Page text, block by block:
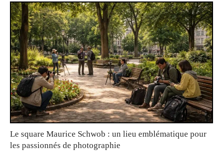
Le square Maurice Schwob : un lieu emblématique pour
les passionnés de photographie